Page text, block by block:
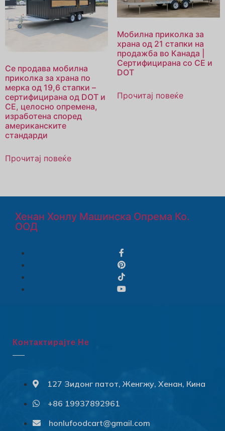
Се продава мобилна
приколка за храна по
мерка од 19,6 стапки –
сертифицирана од DOT и
CE, целосно опремена,
изработена според
американските
стандарди
Прочитај повеќе
Мобилна приколка за
храна од 21 стапки на
продажба во Канада |
Сертифицирана со CE и
DOT
Прочитај повеќе
Хенан Хонлу Машинска Опрема Ко.
ООД
Контактирајте Не
127 Зидонг патот, Женгжу, Хенан, Кина
+86 19937892961
honlufoodcart@gmail.com
Slovenčina